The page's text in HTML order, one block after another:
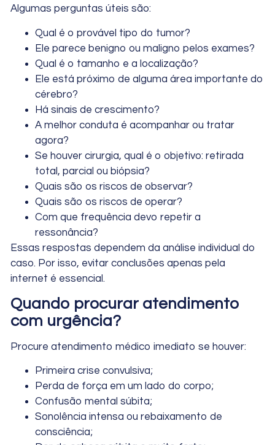
Algumas perguntas úteis são:
Qual é o provável tipo do tumor?
Ele parece benigno ou maligno pelos exames?
Qual é o tamanho e a localização?
Ele está próximo de alguma área importante do
cérebro?
Há sinais de crescimento?
A melhor conduta é acompanhar ou tratar
agora?
Se houver cirurgia, qual é o objetivo: retirada
total, parcial ou biópsia?
Quais são os riscos de observar?
Quais são os riscos de operar?
Com que frequência devo repetir a
ressonância?
Essas respostas dependem da análise individual do
caso. Por isso, evitar conclusões apenas pela
internet é essencial.
Quando procurar atendimento
com urgência?
Procure atendimento médico imediato se houver:
Primeira crise convulsiva;
Perda de força em um lado do corpo;
Confusão mental súbita;
Sonolência intensa ou rebaixamento de
consciência;